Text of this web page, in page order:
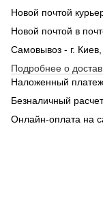
Новой почтой
Новой почтой в
Самовывоз - г.
Подробнее о
Наложенный платеж
Безналичный
Онлайн-оплата на